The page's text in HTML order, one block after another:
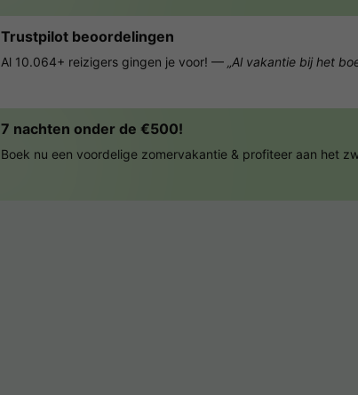
Trustpilot beoordelingen
Al 10.064+ reizigers gingen je voor! — „Al vakantie bij het
7 nachten onder de €500!
Boek nu een voordelige zomervakantie & profiteer aan het